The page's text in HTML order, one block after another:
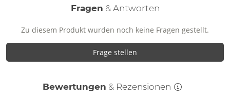
Fragen & Antworten
Zu diesem Produkt wurden noch keine Fragen gestellt.
Frage stellen
Bewertungen & Rezensionen